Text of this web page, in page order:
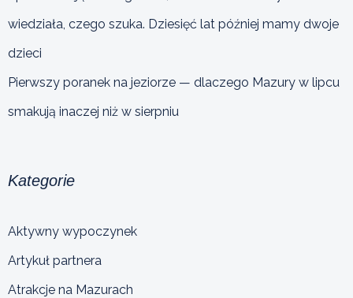
wiedziała, czego szuka. Dziesięć lat później mamy dwoje
dzieci
Pierwszy poranek na jeziorze — dlaczego Mazury w lipcu
smakują inaczej niż w sierpniu
Kategorie
Aktywny wypoczynek
Artykuł partnera
Atrakcje na Mazurach